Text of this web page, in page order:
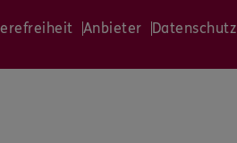
Anbieter Datenschutz